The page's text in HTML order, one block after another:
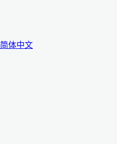
简体中文